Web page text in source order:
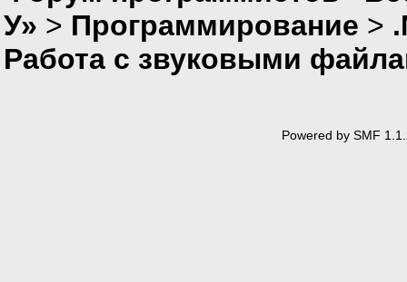
У» > Программирование >
Работа с звуковыми
Powered by SMF